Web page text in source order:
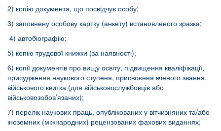
2) копію документа, що посвідчує особу;
3) заповнену особову картку (анкету) встановленого зразка;
4) автобіографію;
5) копію трудової книжки (за наявності);
6) копії документів про вищу освіту, підвищення кваліфікації,
присудження наукового ступеня, присвоєння вченого звання,
військового квитка (для військовослужбовців або
військовозобов’язаних);
7) перелік наукових праць, опублікованих у вітчизняних та/або
іноземних (міжнародних) рецензованих фахових виданнях;